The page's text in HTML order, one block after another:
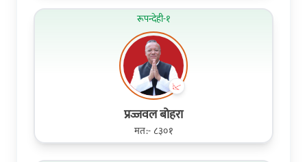
रूपन्देही-१
प्रज्जवल बोहरा
मत:- ८३०१